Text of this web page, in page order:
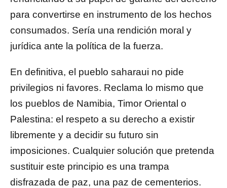
para convertirse en instrumento de los hechos
consumados. Sería una rendición moral y
jurídica ante la política de la fuerza.
En definitiva, el pueblo saharaui no pide
privilegios ni favores. Reclama lo mismo que
los pueblos de Namibia, Timor Oriental o
Palestina: el respeto a su derecho a existir
libremente y a decidir su futuro sin
imposiciones. Cualquier solución que pretenda
sustituir este principio es una trampa
disfrazada de paz, una paz de cementerios.